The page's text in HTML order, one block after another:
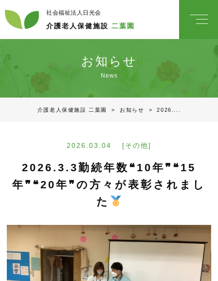
社会福祉法人日光会
介護老人保健施設 二葉園
お知らせ
News
介護老人保健施設 二葉園 > お知らせ >2026....
2026.03.04 [その他]
2026.3.3勤続年数❝10年❞❝15
年❞❝20年❞の方々が表彰されまし
た